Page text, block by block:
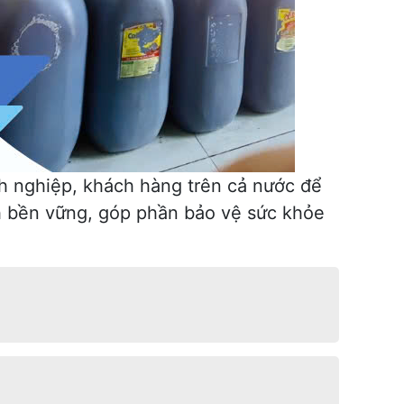
nghiệp, khách hàng trên cả nước để
vững, góp phần bảo vệ sức khỏe